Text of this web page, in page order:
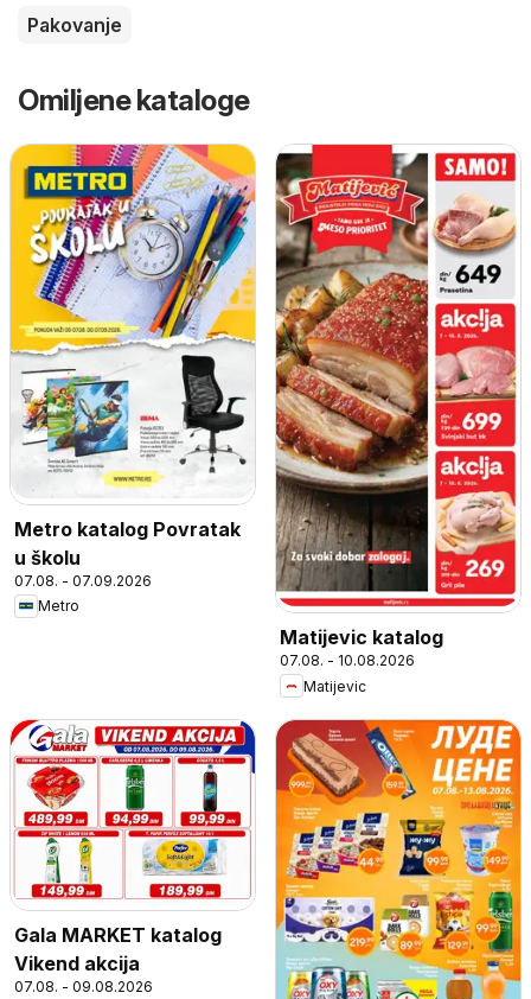
Pakovanje
Omiljene kataloge
Metro katalog Povratak
u školu
07.08. - 07.09.2026
Metro
Matijevic katalog
07.08. - 10.08.2026
Matijevic
Gala MARKET katalog
Vikend akcija
07.08. - 09.08.2026